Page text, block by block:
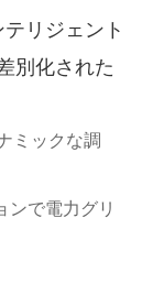
リジェント
別化された
ミックな調
ンで電力グリ